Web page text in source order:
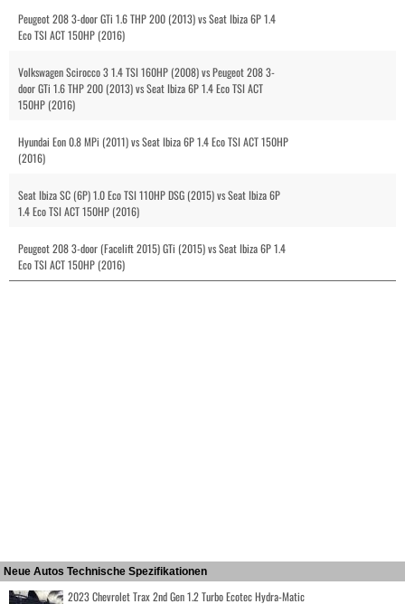
Peugeot 208 3-door GTi 1.6 THP 200 (2013) vs Seat Ibiza 6P 1.4
Eco TSI ACT 150HP (2016)
Volkswagen Scirocco 3 1.4 TSI 160HP (2008) vs Peugeot 208 3-
door GTi 1.6 THP 200 (2013) vs Seat Ibiza 6P 1.4 Eco TSI ACT
150HP (2016)
Hyundai Eon 0.8 MPi (2011) vs Seat Ibiza 6P 1.4 Eco TSI ACT 150HP
(2016)
Seat Ibiza SC (6P) 1.0 Eco TSI 110HP DSG (2015) vs Seat Ibiza 6P
1.4 Eco TSI ACT 150HP (2016)
Peugeot 208 3-door (Facelift 2015) GTi (2015) vs Seat Ibiza 6P 1.4
Eco TSI ACT 150HP (2016)
Neue Autos Technische Spezifikationen
2023 Chevrolet Trax 2nd Gen 1.2 Turbo Ecotec Hydra-Matic